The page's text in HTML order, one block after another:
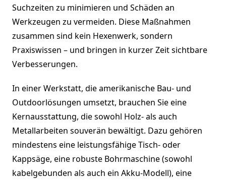
Suchzeiten zu minimieren und Schäden an
Werkzeugen zu vermeiden. Diese Maßnahmen
zusammen sind kein Hexenwerk, sondern
Praxiswissen – und bringen in kurzer Zeit sichtbare
Verbesserungen.
In einer Werkstatt, die amerikanische Bau- und
Outdoorlösungen umsetzt, brauchen Sie eine
Kernausstattung, die sowohl Holz- als auch
Metallarbeiten souverän bewältigt. Dazu gehören
mindestens eine leistungsfähige Tisch- oder
Kappsäge, eine robuste Bohrmaschine (sowohl
kabelgebunden als auch ein Akku-Modell), eine